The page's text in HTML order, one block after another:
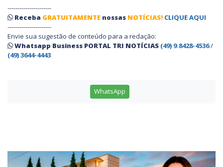
----------------------
Receba GRATUITAMENTE nossas NOTÍCIAS! CLIQUE AQUI
----------------------
Envie sua sugestão de conteúdo para a redação:
Whatsapp Business PORTAL TRI NOTÍCIAS (49) 9.8428-4536/
(49) 3644-4443
WhatsApp